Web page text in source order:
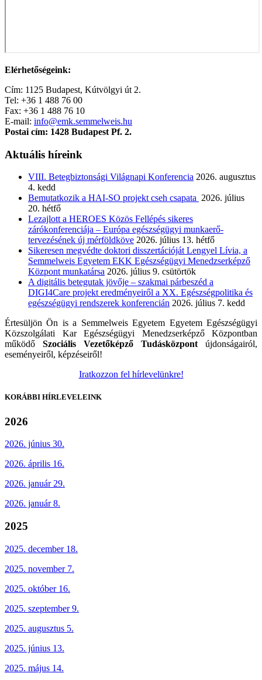
Elérhetőségeink:
Cím: 1125 Budapest, Kútvölgyi út 2.
Tel: +36 1 488 76 00
Fax: +36 1 488 76 10
E-mail: info@emk.semmelweis.hu
Postai cím: 1428 Budapest Pf. 2.
Aktuális híreink
VIII. Betegbiztonsági Világnapi Konferencia 2026. augusztus
4. kedd
Bemutatkozik a HAI-SO projekt cseh csapata 2026. július
20. hétfő
Lezajlott a HEROES Közös Fellépés sikeres
zárókonferenciája – Európa egészségügyi munkaerő-
tervezésének új mérföldköve 2026. július 13. hétfő
Sikeresen megvédte doktori disszertációját Lengyel Lívia, a
Semmelweis Egyetem EKK Egészségügyi Menedzserképző
Központ munkatársa 2026. július 9. csütörtök
A digitális betegutak jövője – szakmai párbeszéd a
DIGI4Care projekt eredményeiről a XX. Egészségpolitika és
egészségügyi rendszerek konferencián 2026. július 7. kedd
Értesüljön Ön is a Semmelweis Egyetem Egyetem Egészségügyi
Közszolgálati Kar Egészségügyi Menedzserképző Központban
működő Szociális Vezetőképző Tudásközpont újdonságairól,
eseményeiről, képzéseiről!
Iratkozzon fel hírlevelünkre!
KORÁBBI HÍRLEVELEINK
2026
2026. június 30.
2026. április 16.
2026. január 29.
2026. január 8.
2025
2025. december 18.
2025. november 7.
2025. október 16.
2025. szeptember 9.
2025. augusztus 5.
2025. június 13.
2025. május 14.